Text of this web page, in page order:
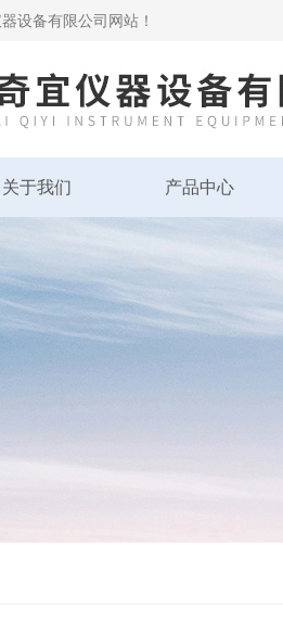
设备有限公司网站！
关于我们 产品中心